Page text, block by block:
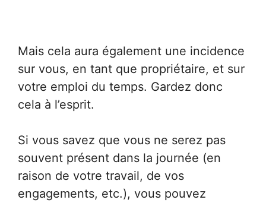
Mais cela aura également une incidence
sur vous, en tant que propriétaire, et sur
votre emploi du temps. Gardez donc
cela à l’esprit.
Si vous savez que vous ne serez pas
souvent présent dans la journée (en
raison de votre travail, de vos
engagements, etc.), vous pouvez